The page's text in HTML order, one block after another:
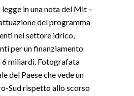
in una nota del Mit –
del programma
nel settore idrico,
per un finanziamento
6 miliardi. Fotografata
del Paese che vede un
Sud rispetto allo scorso